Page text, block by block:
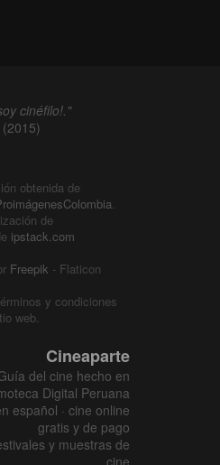
cinéfilo!."
obtenida de
.
de
ipstack.com
Freepik - Flaticon
y condiciones
web.
Cineaparte
del cine hecho en
Digital Peruana
español · cine online
gratis y de pago
y muestras de